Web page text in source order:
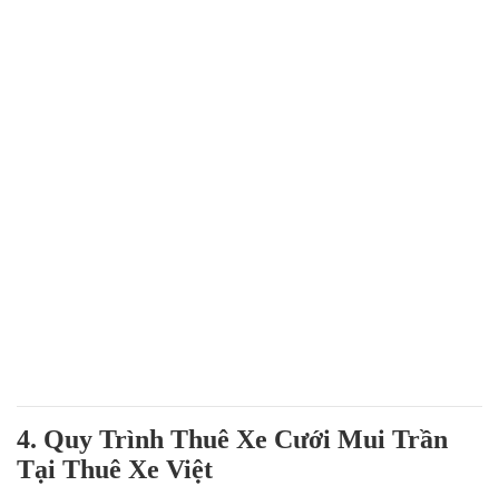
4. Quy Trình Thuê Xe Cưới Mui Trần
Tại Thuê Xe Việt